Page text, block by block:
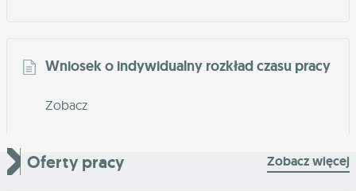
Wniosek o indywidualny rozkład czasu pracy
Zobacz
Oferty pracy Zobacz więcej